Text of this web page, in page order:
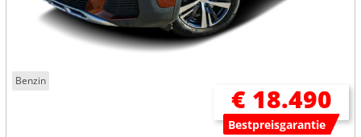
Benzin
€ 18.490
Bestpreisgarantie